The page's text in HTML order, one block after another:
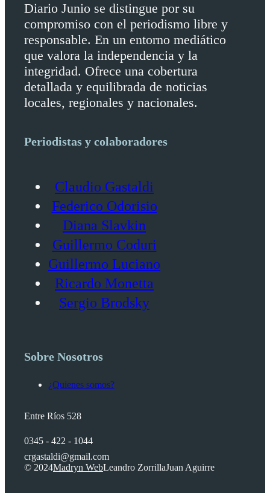
Diario Junio se distingue por su
compromiso con el periodismo libre y
responsable. En un entorno mediático
que valora la independencia y la
integridad. Ofrece una cobertura
detallada y equilibrada de noticias
locales, regionales y nacionales.
Periodistas y colaboradores
Claudio Gastaldi
Federico Odorisio
Diana Slavkin
Guillermo Coduri
Guillermo Luciano
Ricardo Monetta
Sergio Brodsky
Sobre Nosotros
¿Quienes somos?
Entre Ríos 528
0345 - 422 - 1044
crgastaldi@gmail.com
© 2024Madryn WebLeandro ZorrillaJuan Aguirre